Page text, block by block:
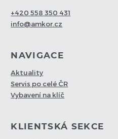
+420 558 350 431
info@amkor.cz
NAVIGACE
Aktuality
Servis po celé ČR
Vybavení na klíč
KLIENTSKÁ SEKCE